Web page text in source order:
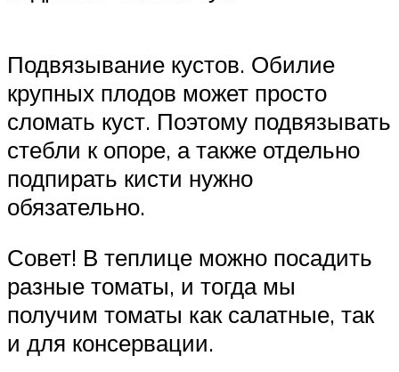
Подвязывание кустов. Обилие
крупных плодов может просто
сломать куст. Поэтому подвязывать
стебли к опоре, а также отдельно
подпирать кисти нужно
обязательно.
Совет! В теплице можно посадить
разные томаты, и тогда мы
получим томаты как салатные, так
и для консервации.